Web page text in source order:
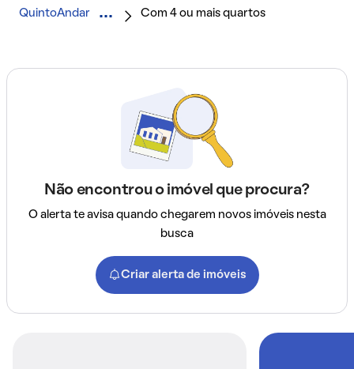
QuintoAndar Com 4 ou mais quartos
Não encontrou o imóvel que procura?
O alerta te avisa quando chegarem novos imóveis nesta
busca
Criar alerta de imóveis